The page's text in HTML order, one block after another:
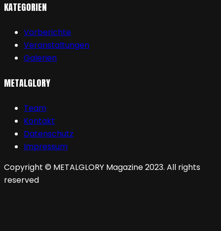
KATEGORIEN
Vorberichte
Veranstaltungen
Galerien
METALGLORY
Team
Kontakt
Datenschutz
Impressum
Copyright © METALGLORY Magazine 2023. All rights
reserved